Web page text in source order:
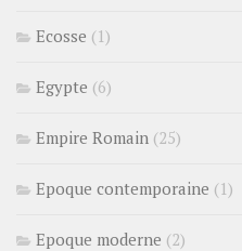
Ecosse (1)
Egypte (6)
Empire Romain (25)
Epoque contemporaine (1)
Epoque moderne (2)